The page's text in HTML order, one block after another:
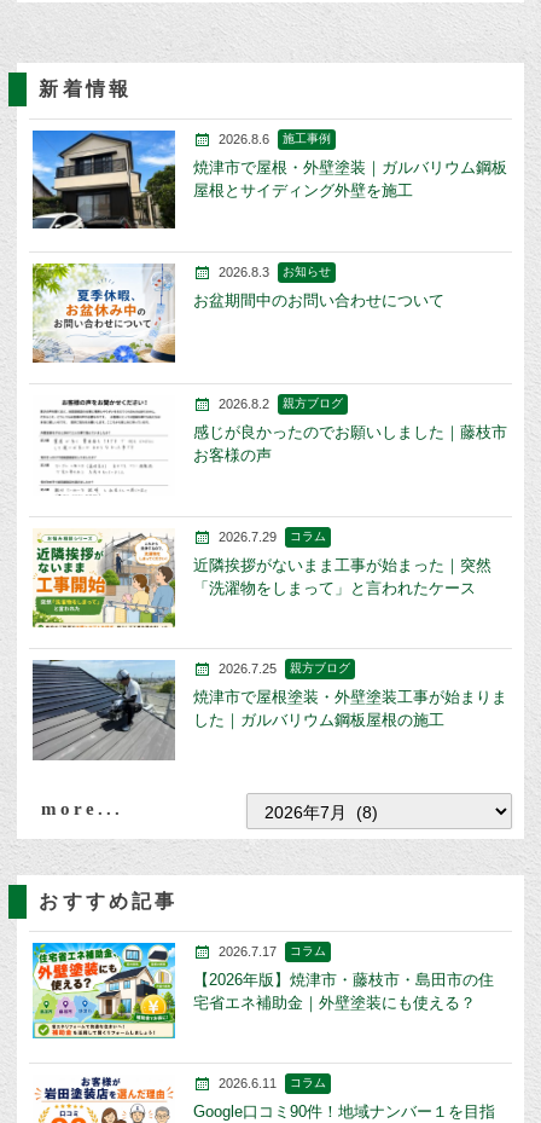
新着情報
2026.8.6 施工事例
焼津市で屋根・外壁塗装｜ガルバリウム鋼板
屋根とサイディング外壁を施工
2026.8.3 お知らせ
お盆期間中のお問い合わせについて
2026.8.2 親方ブログ
感じが良かったのでお願いしました｜藤枝市
お客様の声
2026.7.29 コラム
近隣挨拶がないまま工事が始まった｜突然
「洗濯物をしまって」と言われたケース
2026.7.25 親方ブログ
焼津市で屋根塗装・外壁塗装工事が始まりま
した｜ガルバリウム鋼板屋根の施工
more...
おすすめ記事
2026.7.17 コラム
【2026年版】焼津市・藤枝市・島田市の住
宅省エネ補助金｜外壁塗装にも使える？
2026.6.11 コラム
Google口コミ90件！地域ナンバー１を目指